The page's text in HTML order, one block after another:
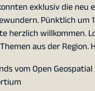
exklusiv die
Pünktlich
herzlich willkommen.
aus der Region.
vom Open Geospatial